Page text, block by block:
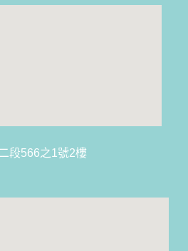
段566之1號2樓